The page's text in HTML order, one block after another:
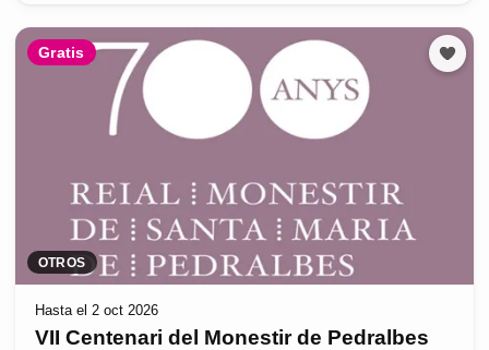
Gratis
OTROS
Hasta el 2 oct 2026
VII Centenari del Monestir de Pedralbes